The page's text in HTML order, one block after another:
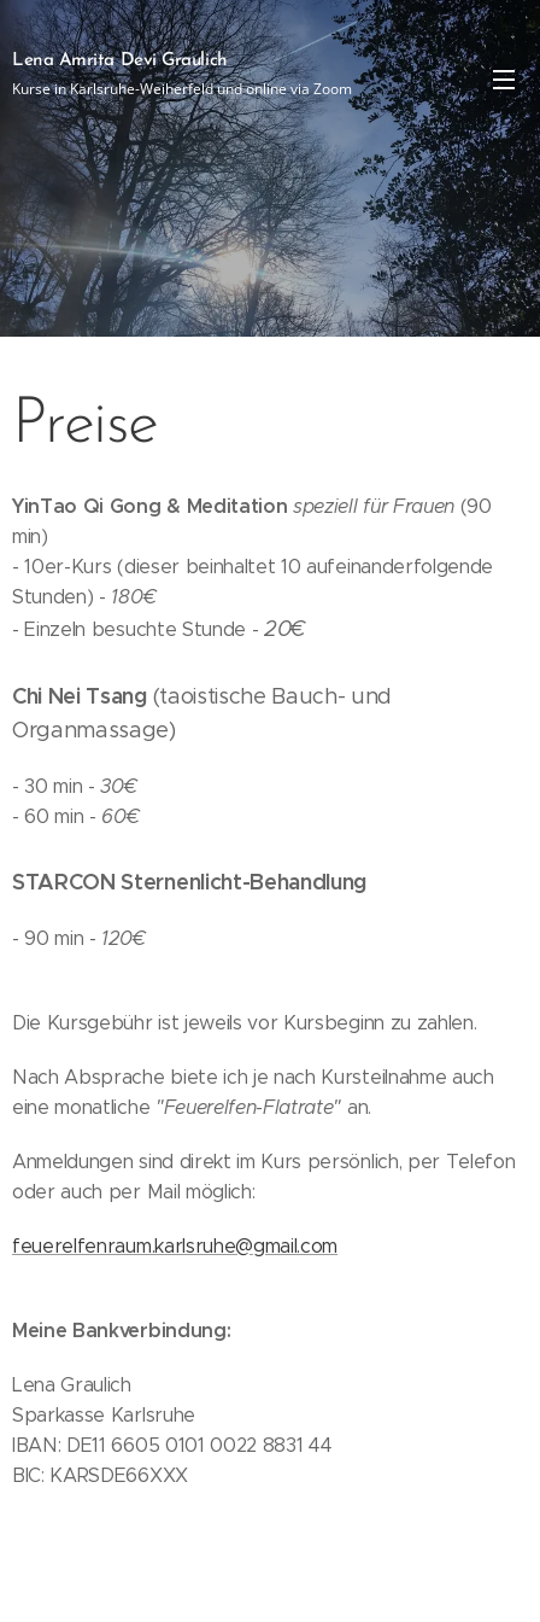
Lena Amrita Devi Graulich
Kurse in Karlsruhe-Weiherfeld und online via Zoom
Preise
YinTao Qi Gong & Meditationspeziell für Frauen (90
min)
- 10er-Kurs (dieser beinhaltet 10 aufeinanderfolgende
Stunden) - 180€
- Einzeln besuchte Stunde -20€
Chi Nei Tsang (taoistische Bauch- und
Organmassage)
- 30 min -30€
- 60 min - 60€
STARCON Sternenlicht-Behandlung
- 90 min - 120€
Die Kursgebühr ist jeweils vor Kursbeginn zu zahlen.
Nach Absprache biete ich je nach Kursteilnahme auch
eine monatliche "Feuerelfen-Flatrate" an.
Anmeldungen sind direkt im Kurs persönlich, per Telefon
oder auch per Mail möglich:
feuerelfenraum.karlsruhe@gmail.com
Meine Bankverbindung:
Lena Graulich
Sparkasse Karlsruhe
IBAN: DE11 6605 0101 0022 8831 44
BIC: KARSDE66XXX